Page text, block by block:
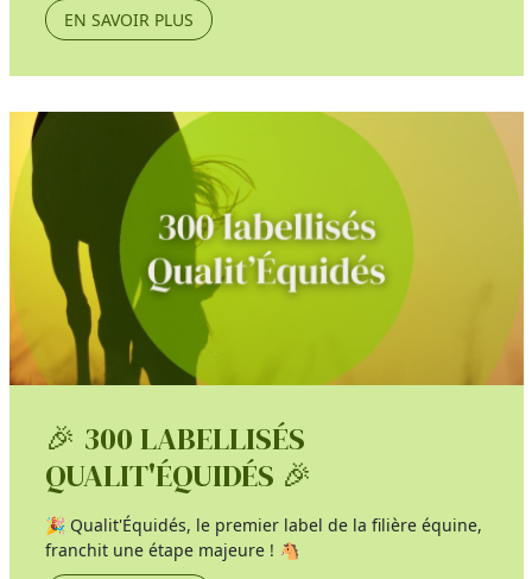
EN SAVOIR PLUS
🎉 300 LABELLISÉS
QUALIT'ÉQUIDÉS 🎉
🎉 Qualit'Équidés, le premier label de la filière équine,
franchit une étape majeure ! 🐴